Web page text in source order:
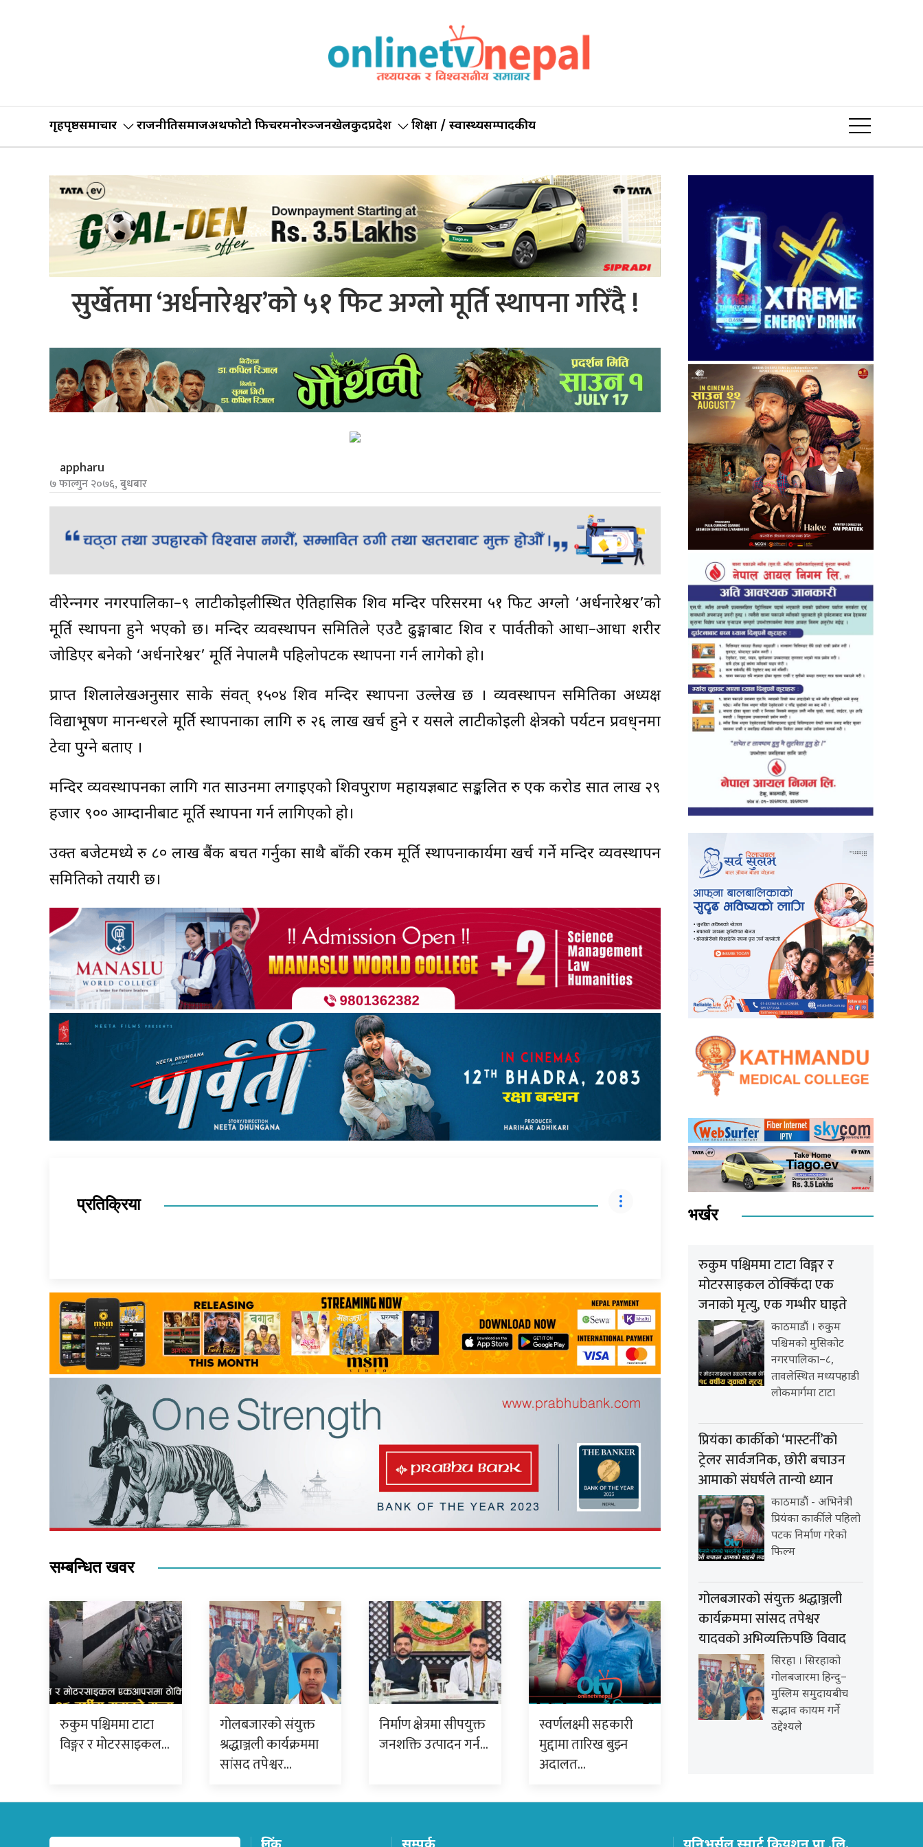
गृहपृष्ठसमाचार राजनीतिसमाजअर्थफोटो फिचरमनोरञ्जनखेलकुदप्रदेश शिक्षा / स्वास्थ्यसम्पादकीय
सुर्खेतमा ‘अर्धनारेश्वर’को ५१ फिट अग्लो मूर्ति स्थापना गरिँदै !
appharu
७ फाल्गुन २०७६, बुधबार
वीरेन्द्रनगर नगरपालिका–९ लाटीकोइलीस्थित ऐतिहासिक शिव मन्दिर परिसरमा ५१ फिट अग्लो ‘अर्धनारेश्वर’को
मूर्ति स्थापना हुने भएको छ। मन्दिर व्यवस्थापन समितिले एउटै ढुङ्गाबाट शिव र पार्वतीको आधा–आधा शरीर
जोडिएर बनेको ‘अर्धनारेश्वर’ मूर्ति नेपालमै पहिलोपटक स्थापना गर्न लागेको हो।
प्राप्त शिलालेखअनुसार साके संवत् १५०४ शिव मन्दिर स्थापना उल्लेख छ । व्यवस्थापन समितिका अध्यक्ष
विद्याभूषण मानन्धरले मूर्ति स्थापनाका लागि रु २६ लाख खर्च हुने र यसले लाटीकोइली क्षेत्रको पर्यटन प्रवद्र्धनमा
टेवा पुग्ने बताए ।
मन्दिर व्यवस्थापनका लागि गत साउनमा लगाइएको शिवपुराण महायज्ञबाट सङ्कलित रु एक करोड सात लाख २९
हजार ९०० आम्दानीबाट मूर्ति स्थापना गर्न लागिएको हो।
उक्त बजेटमध्ये रु ८० लाख बैंक बचत गर्नुका साथै बाँकी रकम मूर्ति स्थापनाकार्यमा खर्च गर्ने मन्दिर व्यवस्थापन
समितिको तयारी छ।
प्रतिक्रिया
सम्बन्धित खवर
रुकुम पश्चिममा टाटा
विङ्गर र मोटरसाइकल…
गोलबजारको संयुक्त
श्रद्धाञ्जली कार्यक्रममा
सांसद तपेश्वर…
निर्माण क्षेत्रमा सीपयुक्त
जनशक्ति उत्पादन गर्न…
स्वर्णलक्ष्मी सहकारी
मुद्दामा तारिख बुझ्न
अदालत…
भर्खर
रुकुम पश्चिममा टाटा विङ्गर र
मोटरसाइकल ठोक्किँदा एक
जनाको मृत्यु, एक गम्भीर घाइते
काठमाडौं । रुकुम
पश्चिमको मुसिकोट
नगरपालिका–८,
तावलेस्थित मध्यपहाडी
लोकमार्गमा टाटा
प्रियंका कार्कीको ‘मास्टर्नी’को
ट्रेलर सार्वजनिक, छोरी बचाउन
आमाको संघर्षले तान्यो ध्यान
काठमाडौं - अभिनेत्री
प्रियंका कार्कीले पहिलो
पटक निर्माण गरेको
फिल्म
गोलबजारको संयुक्त श्रद्धाञ्जली
कार्यक्रममा सांसद तपेश्वर
यादवको अभिव्यक्तिपछि विवाद
सिरहा । सिरहाको
गोलबजारमा हिन्दु–
मुस्लिम समुदायबीच
सद्भाव कायम गर्ने
उद्देश्यले